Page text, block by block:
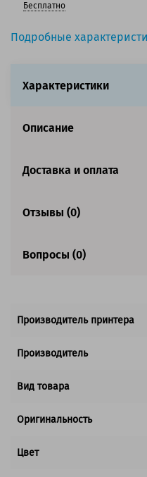
Подробные
Вид товара:Картридж
Ресурс:10 700 страниц
Совместим с аппаратами
Бесплатно
Характеристики
Описание
Доставка и оплата
Отзывы (0)
Вопросы (0)
Производитель принтера
Производитель
Вид товара
Оригинальность
Цвет